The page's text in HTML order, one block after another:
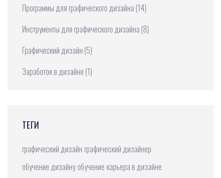
Программы для графического дизайна (14)
Инструменты для графического дизайна (8)
Графический дизайн (5)
Заработок в дизайне (1)
ТЕГИ
графический дизайн графический дизайнер
обучение дизайну обучение карьера в дизайне